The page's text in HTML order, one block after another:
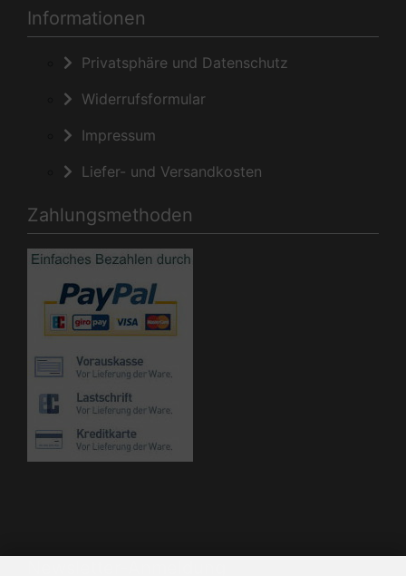
Informationen
Privatsphäre und Datenschutz
Widerrufsformular
Impressum
Liefer- und Versandkosten
Zahlungsmethoden